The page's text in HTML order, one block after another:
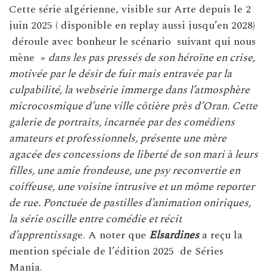
Cette série algérienne, visible sur Arte depuis le 2
juin 2025 ( disponible en replay aussi jusqu’en 2028)
déroule avec bonheur le scénario suivant qui nous
mène » dans les pas pressés de son héroïne en crise,
motivée par le désir de fuir mais entravée par la
culpabilité, la websérie immerge dans l’atmosphère
microcosmique d’une ville côtière près d’Oran. Cette
galerie de portraits, incarnée par des comédiens
amateurs et professionnels, présente une mère
agacée des concessions de liberté de son mari à leurs
filles, une amie frondeuse, une psy reconvertie en
coiffeuse, une voisine intrusive et un môme reporter
de rue. Ponctuée de pastilles d’animation oniriques,
la série oscille entre comédie et récit
d’apprentissage. A noter que Elsardinesa reçu la
mention spéciale de l’édition 2025 de Séries
Mania.